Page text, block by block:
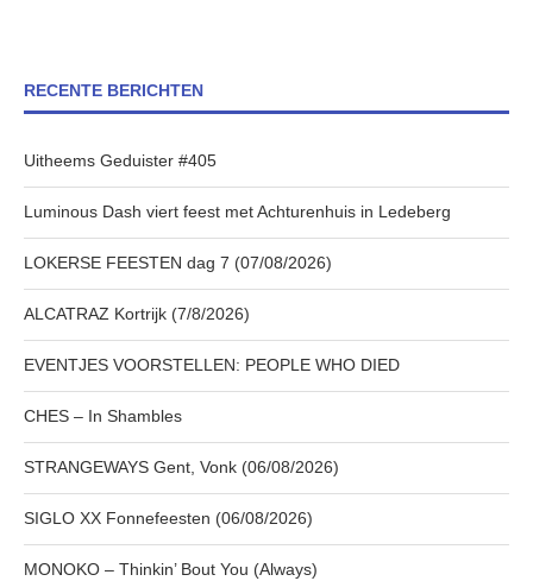
RECENTE BERICHTEN
Uitheems Geduister #405
Luminous Dash viert feest met Achturenhuis in Ledeberg
LOKERSE FEESTEN dag 7 (07/08/2026)
ALCATRAZ Kortrijk (7/8/2026)
EVENTJES VOORSTELLEN: PEOPLE WHO DIED
CHES – In Shambles
STRANGEWAYS Gent, Vonk (06/08/2026)
SIGLO XX Fonnefeesten (06/08/2026)
MONOKO – Thinkin’ Bout You (Always)